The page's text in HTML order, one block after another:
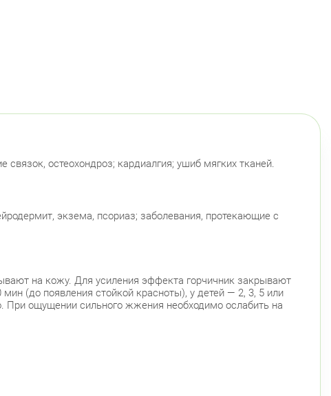
остеохондроз; кардиалгия; ушиб мягких тканей.
экзема, псориаз; заболевания, протекающие с
на кожу. Для усиления эффекта горчичник закрывают
(до появления стойкой красноты), у детей — 2, 3, 5 или
При ощущении сильного жжения необходимо ослабить на